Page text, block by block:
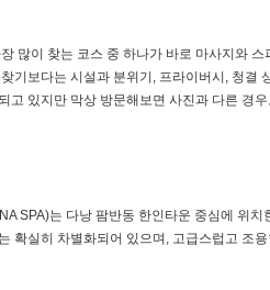
많이 찾는 코스 중 하나가 바로 마사지와 스
기보다는 시설과 분위기, 프라이버시, 청결
고 있지만 막상 방문해보면 사진과 다른 경
SPA)는 다낭 팜반동 한인타운 중심에 위
확실히 차별화되어 있으며, 고급스럽고 조